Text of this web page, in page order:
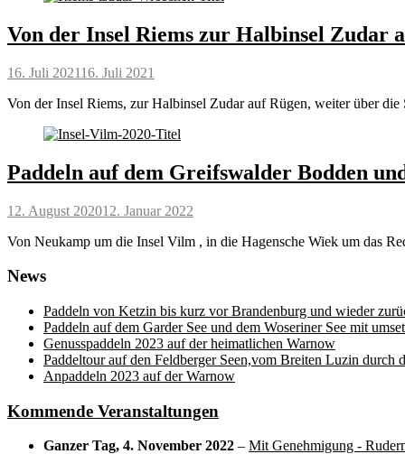
Von der Insel Riems zur Halbinsel Zudar
Posted
16. Juli 202116. Juli 2021
Von der Insel Riems, zur Halbinsel Zudar auf Rügen, weiter über
Paddeln auf dem Greifswalder Bodden
Posted
12. August 202012. Januar 2022
Von Neukamp um die Insel Vilm , in die Hagensche Wiek um das
News
Paddeln von Ketzin bis kurz vor Brandenburg und wieder
Paddeln auf dem Garder See und dem Woseriner See mit
Genusspaddeln 2023 auf der heimatlichen Warnow
Paddeltour auf den Feldberger Seen,vom Breiten Luzin
Anpaddeln 2023 auf der Warnow
Kommende Veranstaltungen
Ganzer Tag, 4. November 2022 – Mit Genehmigung -